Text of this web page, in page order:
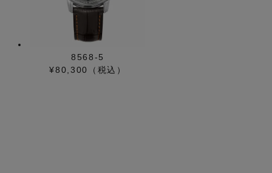
8568-5
¥80,300（税込）